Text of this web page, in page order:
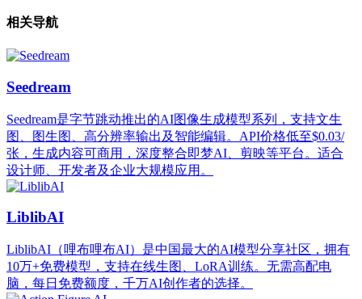
相关导航
Seedream
Seedream是字节跳动推出的AI图像生成模型系列，支持文生
图、图生图、高分辨率输出及智能编辑。API价格低至$0.03/
张，生成内容可商用，深度整合即梦AI、剪映等平台。适合
设计师、开发者及企业大规模应用。
LiblibAI
LiblibAI（哩布哩布AI）是中国最大的AI模型分享社区，拥有
10万+免费模型，支持在线生图、LoRA训练。无需高配电
脑，每日免费额度，千万AI创作者的选择。